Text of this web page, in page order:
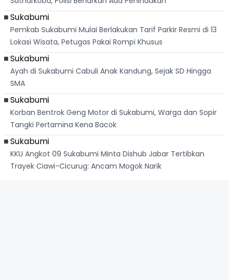
Sukabumi
Pemkab Sukabumi Mulai Berlakukan Tarif Parkir Resmi di 13
Lokasi Wisata, Petugas Pakai Rompi Khusus
Sukabumi
Ayah di Sukabumi Cabuli Anak Kandung, Sejak SD Hingga
SMA
Sukabumi
Korban Bentrok Geng Motor di Sukabumi, Warga dan Sopir
Tangki Pertamina Kena Bacok
Sukabumi
KKU Angkot 09 Sukabumi Minta Dishub Jabar Tertibkan
Trayek Ciawi-Cicurug: Ancam Mogok Narik